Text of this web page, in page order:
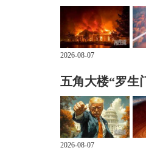
2026-08-07
五角大楼“罗生
2026-08-07